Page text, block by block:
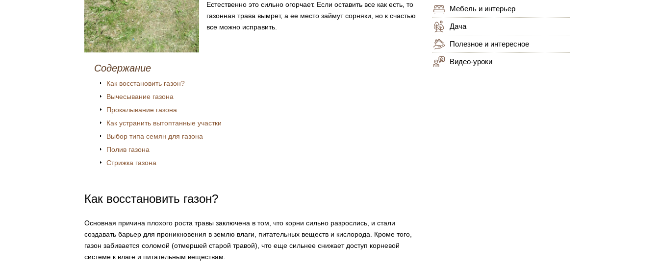
Естественно это сильно огорчает. Если оставить все как есть, то
газонная трава вымрет, а ее место займут сорняки, но к счастью
все можно исправить.
Содержание
Как восстановить газон?
Вычесывание газона
Прокалывание газона
Как устранить вытоптанные участки
Выбор типа семян для газона
Полив газона
Стрижка газона
Как восстановить газон?
Основная причина плохого роста травы заключена в том, что корни сильно разрослись, и стали
создавать барьер для проникновения в землю влаги, питательных веществ и кислорода. Кроме того,
газон забивается соломой (отмершей старой травой), что еще сильнее снижает доступ корневой
системе к влаге и питательным веществам.
Мебель и интерьер
Дача
Полезное и интересное
Видео-уроки